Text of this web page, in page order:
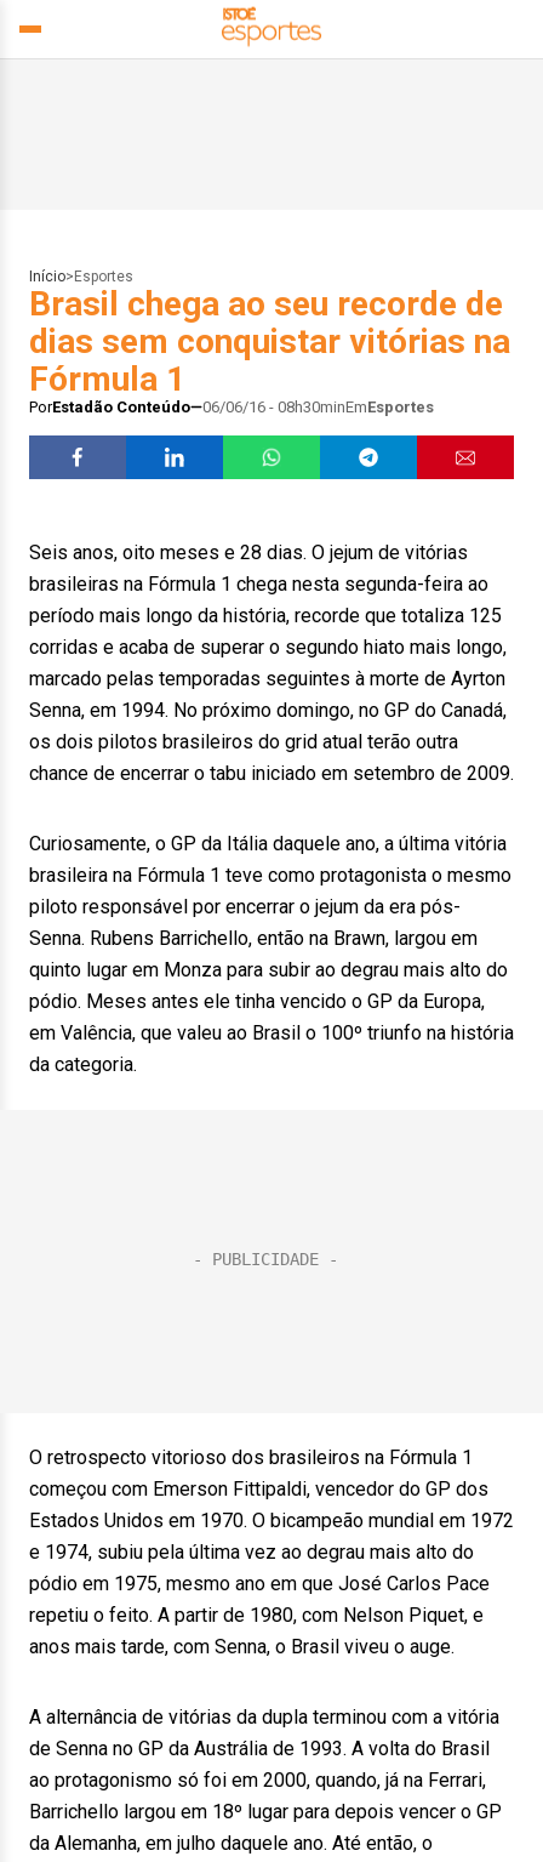
Início> Esportes
Brasil chega ao seu recorde de
dias sem conquistar vitórias na
Fórmula 1
PorEstadão Conteúdo 06/06/16 - 08h30minEmEsportes
Seis anos, oito meses e 28 dias. O jejum de vitórias
brasileiras na Fórmula 1 chega nesta segunda-feira ao
período mais longo da história, recorde que totaliza 125
corridas e acaba de superar o segundo hiato mais longo,
marcado pelas temporadas seguintes à morte de Ayrton
Senna, em 1994. No próximo domingo, no GP do Canadá,
os dois pilotos brasileiros do grid atual terão outra
chance de encerrar o tabu iniciado em setembro de 2009.
Curiosamente, o GP da Itália daquele ano, a última vitória
brasileira na Fórmula 1 teve como protagonista o mesmo
piloto responsável por encerrar o jejum da era pós-
Senna. Rubens Barrichello, então na Brawn, largou em
quinto lugar em Monza para subir ao degrau mais alto do
pódio. Meses antes ele tinha vencido o GP da Europa,
em Valência, que valeu ao Brasil o 100º triunfo na história
da categoria.
O retrospecto vitorioso dos brasileiros na Fórmula 1
começou com Emerson Fittipaldi, vencedor do GP dos
Estados Unidos em 1970. O bicampeão mundial em 1972
e 1974, subiu pela última vez ao degrau mais alto do
pódio em 1975, mesmo ano em que José Carlos Pace
repetiu o feito. A partir de 1980, com Nelson Piquet, e
anos mais tarde, com Senna, o Brasil viveu o auge.
A alternância de vitórias da dupla terminou com a vitória
de Senna no GP da Austrália de 1993. A volta do Brasil
ao protagonismo só foi em 2000, quando, já na Ferrari,
Barrichello largou em 18º lugar para depois vencer o GP
da Alemanha, em julho daquele ano. Até então, o